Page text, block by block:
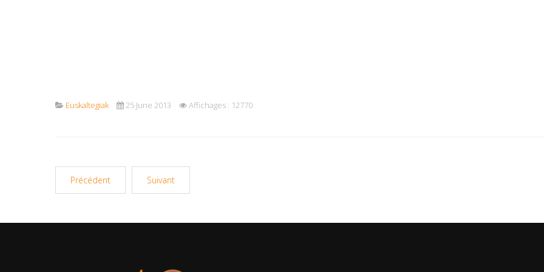
Euskaltegiak 25 June 2013 Affichages : 12770
Précédent Suivant